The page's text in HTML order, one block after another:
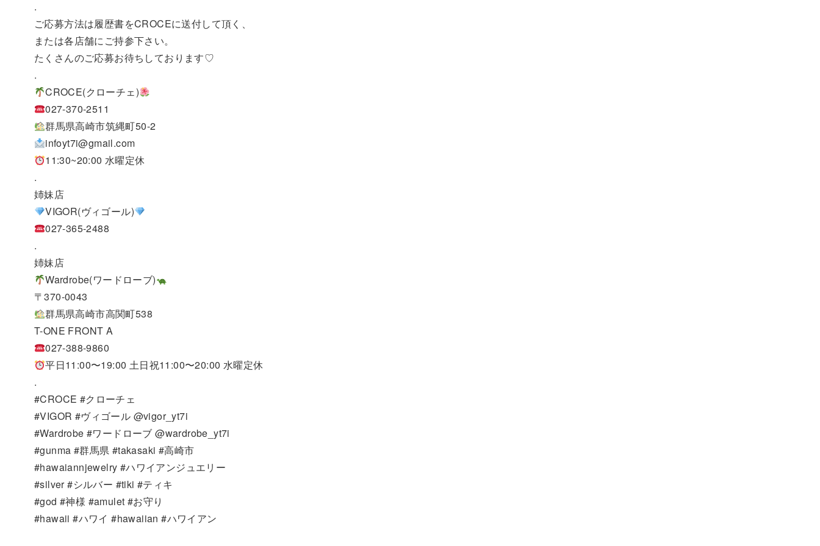
.
ご応募方法は履歴書をCROCEに送付して頂く、
または各店舗にご持参下さい。
たくさんのご応募お待ちしております♡
.
CROCE(クローチェ)
027-370-2511
群馬県高崎市筑縄町50-2
infoyt7i@gmail.com
11:30~20:00 水曜定休
.
姉妹店
VIGOR(ヴィゴール)
027-365-2488
.
姉妹店
Wardrobe(ワードローブ)
〒370-0043
群馬県高崎市高関町538
T-ONE FRONT A
027-388-9860
平日11:00〜19:00 土日祝11:00〜20:00 水曜定休
.
#CROCE #クローチェ
#VIGOR #ヴィゴール @vigor_yt7i
#Wardrobe #ワードローブ @wardrobe_yt7i
#gunma #群馬県 #takasaki #高崎市
#hawaiannjewelry #ハワイアンジュエリー
#silver #シルバー #tiki #ティキ
#god #神様 #amulet #お守り
#hawaii #ハワイ #hawaiian #ハワイアン